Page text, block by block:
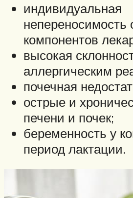
индивидуальная
непереносимость
компонентов
высокая
аллергическим
почечная
острые и
печени и почек;
беременность у
период лактации.